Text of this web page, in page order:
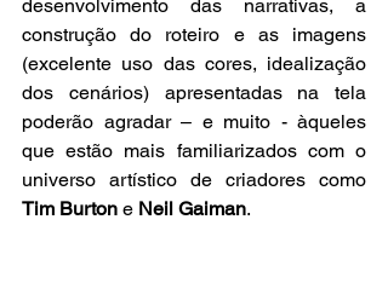
desenvolvimento das narrativas, a
construção do roteiro e as imagens
(excelente uso das cores, idealização
dos cenários) apresentadas na tela
poderão agradar – e muito - àqueles
que estão mais familiarizados com o
universo artístico de criadores como
Tim Burton e Neil Gaiman.